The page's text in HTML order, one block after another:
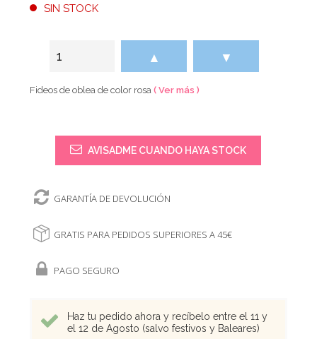
SIN STOCK
▲ ▼
Fideos de oblea de color rosa( Ver más )
AVISADME CUANDO HAYA STOCK
GARANTÍA DE DEVOLUCIÓN
GRATIS PARA PEDIDOS SUPERIORES A 45€
PAGO SEGURO
Haz tu pedido ahora y recíbelo entre el 11 y
el 12 de Agosto (salvo festivos y Baleares)